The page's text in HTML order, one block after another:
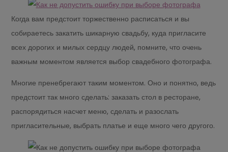
Когда вам предстоит торжественно расписаться и вы
собираетесь закатить шикарную свадьбу, куда пригласите
всех дорогих и милых сердцу людей, помните, что очень
важным моментом является выбор свадебного фотографа.
Многие пренебрегают таким моментом. Оно и понятно, ведь
предстоит так много сделать: заказать стол в ресторане,
распорядиться насчет меню, сделать и разослать
пригласительные, выбрать платье и еще много чего другого.